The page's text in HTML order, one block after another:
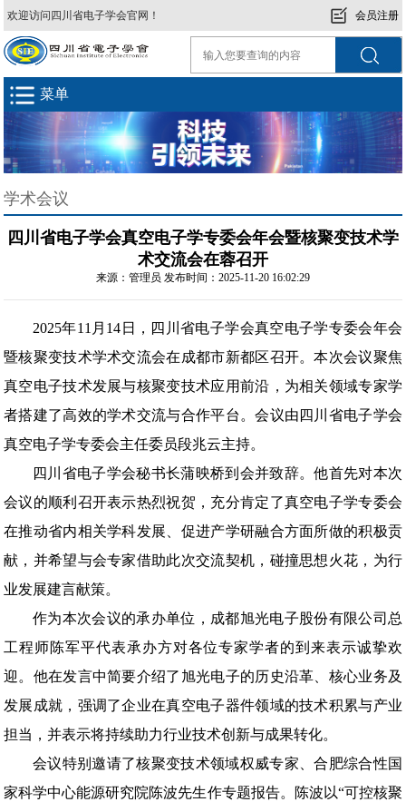
欢迎访问四川省电子学会官网！ 会员注册
菜单
学术会议
四川省电子学会真空电子学专委会年会暨核聚变技术学
术交流会在蓉召开
来源：管理员 发布时间：2025-11-20 16:02:29
2025年11月14日，四川省电子学会真空电子学专委会年会
暨核聚变技术学术交流会在成都市新都区召开。本次会议聚焦
真空电子技术发展与核聚变技术应用前沿，为相关领域专家学
者搭建了高效的学术交流与合作平台。会议由四川省电子学会
真空电子学专委会主任委员段兆云主持。
四川省电子学会秘书长蒲映桥到会并致辞。他首先对本次
会议的顺利召开表示热烈祝贺，充分肯定了真空电子学专委会
在推动省内相关学科发展、促进产学研融合方面所做的积极贡
献，并希望与会专家借助此次交流契机，碰撞思想火花，为行
业发展建言献策。
作为本次会议的承办单位，成都旭光电子股份有限公司总
工程师陈军平代表承办方对各位专家学者的到来表示诚挚欢
迎。他在发言中简要介绍了旭光电子的历史沿革、核心业务及
发展成就，强调了企业在真空电子器件领域的技术积累与产业
担当，并表示将持续助力行业技术创新与成果转化。
会议特别邀请了核聚变技术领域权威专家、合肥综合性国
家科学中心能源研究院陈波先生作专题报告。陈波以“可控核聚